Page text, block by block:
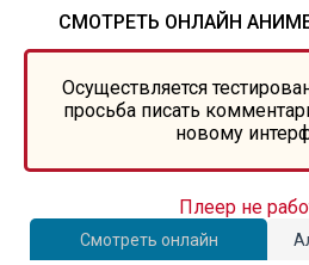
СМОТРЕТЬ ОНЛАЙН АНИМЕ
Осуществляется
просьба писать
новому
Смотреть онлайн
Плеер не